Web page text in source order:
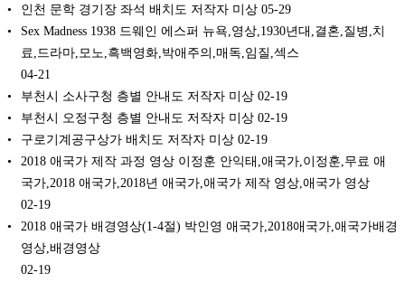
인천 문학 경기장 좌석 배치도 저작자 미상 05-29
Sex Madness 1938 드웨인 에스퍼 뉴욕,영상,1930년대,결혼,질병,치
료,드라마,모노,흑백영화,박애주의,매독,임질,섹스
04-21
부천시 소사구청 층별 안내도 저작자 미상 02-19
부천시 오정구청 층별 안내도 저작자 미상 02-19
구로기계공구상가 배치도 저작자 미상 02-19
2018 애국가 제작 과정 영상 이정훈 안익태,애국가,이정훈,무료 애
국가,2018 애국가,2018년 애국가,애국가 제작 영상,애국가 영상
02-19
2018 애국가 배경영상(1-4절) 박인영 애국가,2018애국가,애국가배경
영상,배경영상
02-19